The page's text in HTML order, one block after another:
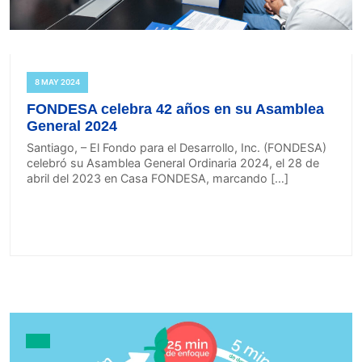
8 MAY 2024
FONDESA celebra 42 años en su Asamblea
General 2024
Santiago, – El Fondo para el Desarrollo, Inc. (FONDESA)
celebró su Asamblea General Ordinaria 2024, el 28 de
abril del 2023 en Casa FONDESA, marcando […]